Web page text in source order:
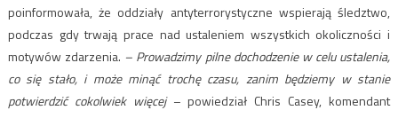
poinformowała, że ​​oddziały antyterrorystyczne wspierają śledztwo,
podczas gdy trwają prace nad ustaleniem wszystkich okoliczności i
motywów zdarzenia. – Prowadzimy pilne dochodzenie w celu ustalenia,
co się stało, i może minąć trochę czasu, zanim będziemy w stanie
potwierdzić cokolwiek więcej– powiedział Chris Casey, komendant